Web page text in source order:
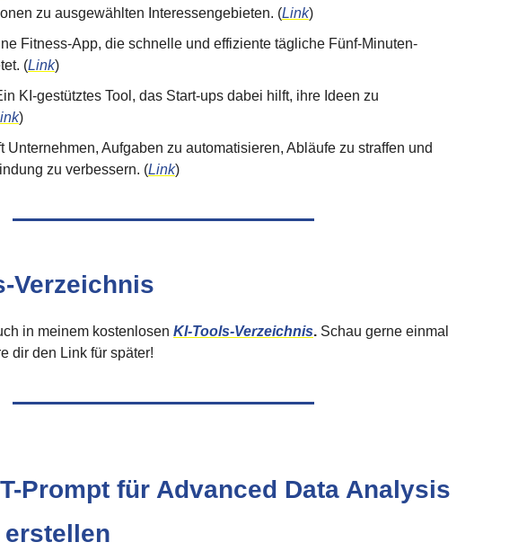
zu ausgewählten Interessengebieten. (Link)
Fitness-App, die schnelle und effiziente tägliche Fünf-Minuten-
(Link)
KI-gestütztes Tool, das Start-ups dabei hilft, ihre Ideen zu
)
Unternehmen, Aufgaben zu automatisieren, Abläufe zu straffen und
zu verbessern. (Link)
Verzeichnis
in meinem kostenlosen KI-Tools-Verzeichnis. Schau gerne einmal
dir den Link für später!
Prompt für Advanced Data Analysis
erstellen